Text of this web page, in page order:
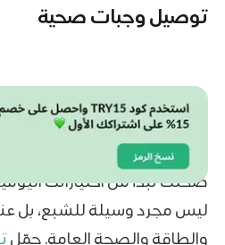
توصيل وجبات صحية
صحتك تبدأ من اختياراتك
ليس مجرد وسيلة للشبع، بل
والطاقة والصحة العامة. حمّل